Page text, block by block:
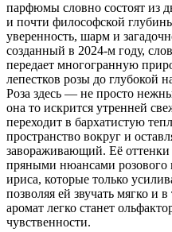
парфюмы словно состоят из
и почти философской
уверенность, шарм и
созданный в 2024-м году,
передает многогранную
лепестков розы до глубокой
Роза здесь — не просто
она то искрится утренней
переходит в бархатистую
пространство вокруг и
завораживающий. Её
пряными нюансами розового
ириса, которые только
позволяя ей звучать мягко и
аромат легко станет
чувственности.